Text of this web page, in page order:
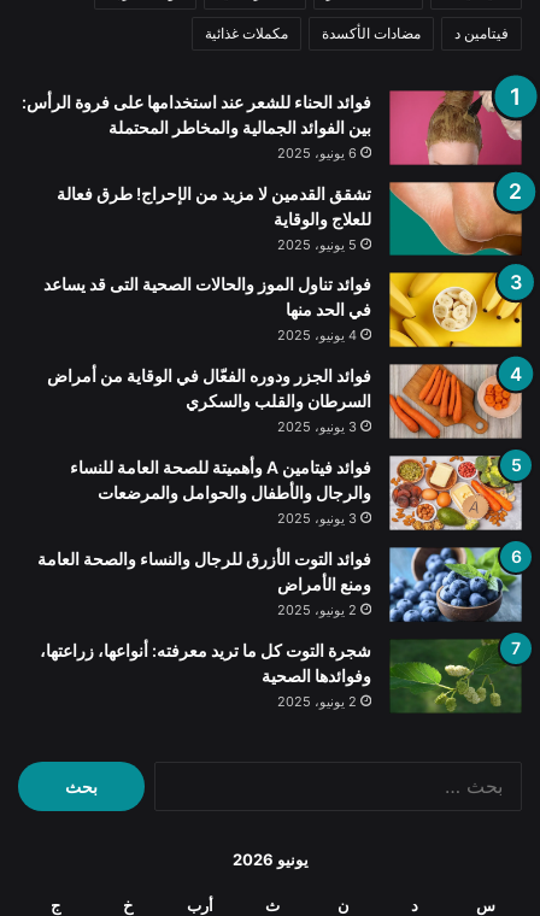
فيتامين د مضادات الأكسدة مكملات غذائية
فوائد الحناء للشعر عند استخدامها على فروة الرأس:
بين الفوائد الجمالية والمخاطر المحتملة
6 يونيو، 2025
تشقق القدمين لا مزيد من الإحراج! طرق فعالة
للعلاج والوقاية
5 يونيو، 2025
فوائد تناول الموز والحالات الصحية التى قد يساعد
في الحد منها
4 يونيو، 2025
فوائد الجزر ودوره الفعّال في الوقاية من أمراض
السرطان والقلب والسكري
3 يونيو، 2025
فوائد فيتامين A وأهميتة للصحة العامة للنساء
والرجال والأطفال والحوامل والمرضعات
3 يونيو، 2025
فوائد التوت الأزرق للرجال والنساء والصحة العامة
ومنع الأمراض
2 يونيو، 2025
شجرة التوت كل ما تريد معرفته: أنواعها، زراعتها،
وفوائدها الصحية
2 يونيو، 2025
البحث
عن:
يونيو 2026
س د ن ث أرب خ ج